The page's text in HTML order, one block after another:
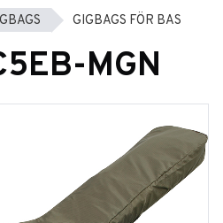
GIGBAGS FÖR BAS
MGN